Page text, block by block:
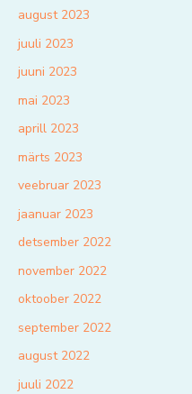
august 2023
juuli 2023
juuni 2023
mai 2023
aprill 2023
märts 2023
veebruar 2023
jaanuar 2023
detsember 2022
november 2022
oktoober 2022
september 2022
august 2022
juuli 2022